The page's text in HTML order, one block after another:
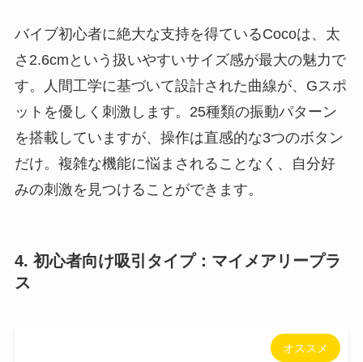
バイブ初心者に絶大な支持を得ているCocoは、太
さ2.6cmという扱いやすいサイズ感が最大の魅力で
す。人間工学に基づいて設計された曲線が、Gスポ
ットを優しく刺激します。25種類の振動パターン
を搭載していますが、操作は直感的な3つのボタン
だけ。複雑な機能に悩まされることなく、自分好
みの刺激を見つけることができます。
4. 初心者向け吸引タイプ：マイメアリープラ
ス
オススメ